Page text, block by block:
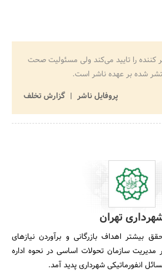
کننده را تایید می‌کند ولی مسئولیت صحت
شده بر عهده ناشر است.
پروفایل ناشر
گزارش تخلف
تهران
تحقق‌ بیشتر اهداف‌ بازرگانی‌ و برآوردن‌ نیازهای‌
مدیریت‌ سازمان‌ تحولات‌ اساسی‌ در نحوه‌ اداره‌
انفورماتیکی‌ شهرداری‌ پدید آمد.